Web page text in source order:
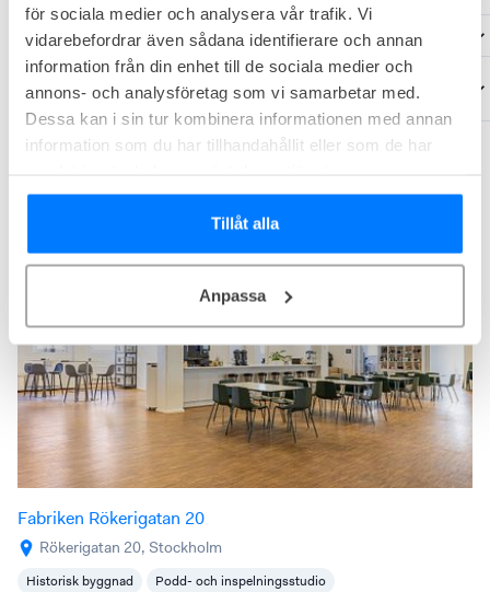
för sociala medier och analysera vår trafik. Vi
vidarebefordrar även sådana identifierare och annan
information från din enhet till de sociala medier och
annons- och analysföretag som vi samarbetar med.
Dessa kan i sin tur kombinera informationen med annan
information som du har tillhandahållit eller som de har
Tillåt alla
Anpassa
Hur mycket kostar Easy Office Skarpnäck?
Vilka kontor finns tillgängliga på Easy Office
Skarpnäck?
Utforska andra kontorshotell i närheten
Fabriken Rökerigatan 20
Rökerigatan 20, Stockholm
Historisk byggnad Podd- och inspelningsstudio